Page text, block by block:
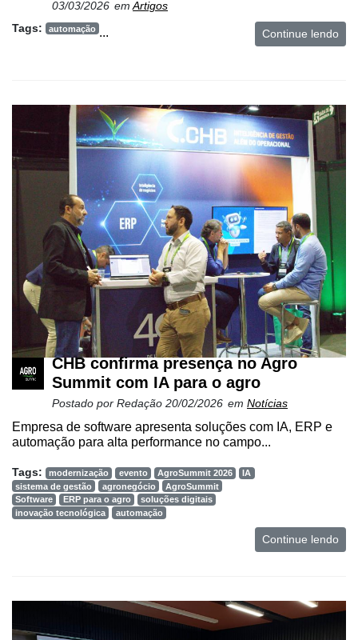
03/03/2026 em Artigos
...
Tags: automação Continue lendo
CHB confirma presença no Agro
Summit com IA para o agro
Postado por Redação 20/02/2026 em Notícias
Empresa de software apresenta soluções com IA, ERP e
automação para alta performance no campo...
Tags: modernização evento AgroSummit 2026
IA
sistema de gestão
agronegócio
AgroSummit
Software
ERP para o agro
soluções digitais
inovação tecnológica
automação
Continue lendo